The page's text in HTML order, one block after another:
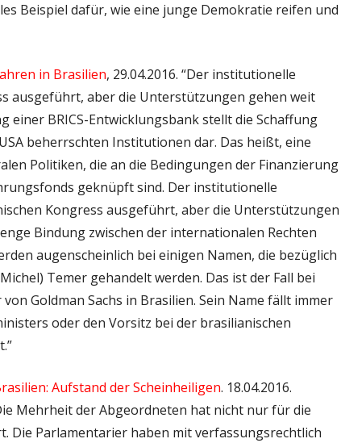
Beispiel dafür, wie eine junge Demokratie reifen und
in Brasilien, 29.04.2016. “Der institutionelle
ausgeführt, aber die Unterstützungen gehen weit
BRICS-Entwicklungsbank stellt die Schaffung
beherrschten Institutionen dar. Das heißt, eine
Politiken, die an die Bedingungen der Finanzierung
geknüpft sind. Der institutionelle
Kongress ausgeführt, aber die Unterstützungen
Bindung zwischen der internationalen Rechten
augenscheinlich bei einigen Namen, die bezüglich
Temer gehandelt werden. Das ist der Fall bei
Goldman Sachs in Brasilien. Sein Name fällt immer
oder den Vorsitz bei der brasilianischen
Aufstand der Scheinheiligen. 18.04.2016.
Mehrheit der Abgeordneten hat nicht nur für die
Die Parlamentarier haben mit verfassungsrechtlich